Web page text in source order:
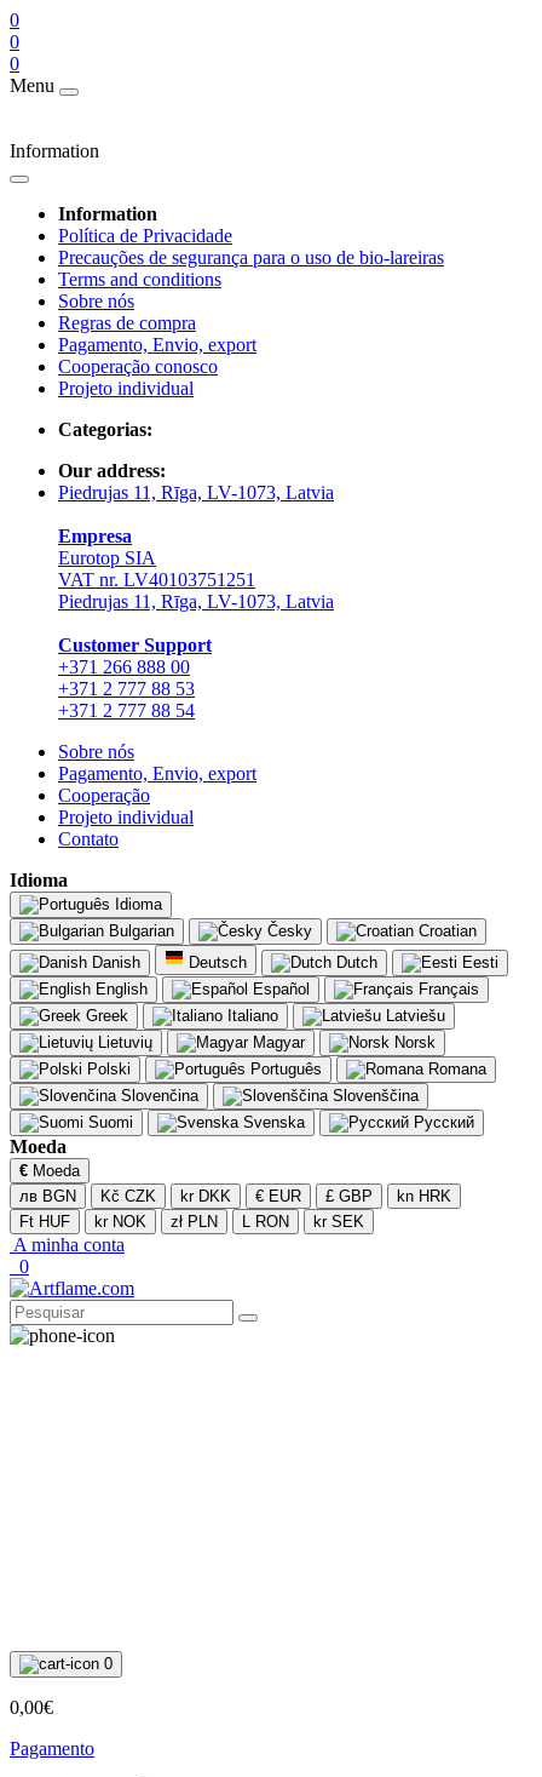
0
0
0
Menu
Information
Information
Política de Privacidade
Precauções de segurança para o uso de bio-lareiras
Terms and conditions
Sobre nós
Regras de compra
Pagamento, Envio, export
Cooperação conosco
Projeto individual
Categorias:
Our address:
Piedrujas 11, Rīga, LV-1073, Latvia
Empresa
Eurotop SIA
VAT nr. LV40103751251
Piedrujas 11, Rīga, LV-1073, Latvia
Сustomer Support
+371 266 888 00
+371 2 777 88 53
+371 2 777 88 54
Sobre nós
Pagamento, Envio, export
Cooperação
Projeto individual
Contato
Idioma
Idioma
Bulgarian
Česky
Croatian
Danish
Deutsch Dutch
Eesti
English
Español
Français
Greek
Italiano
Latviešu
Lietuvių
Magyar
Norsk
Polski
Português
Romana
Slovenčina
Slovenščina
Suomi
Svenska Русский
Moeda
€ Moeda
лв BGN
Kč CZK kr DKK € EUR £ GBP
kn HRK
Ft HUF
kr NOK zł PLN L RON kr SEK
A minha conta
0
0
0,00€
Pagamento